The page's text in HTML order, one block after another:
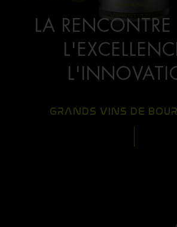
LA RENCONTRE
GRANDS VINS DE